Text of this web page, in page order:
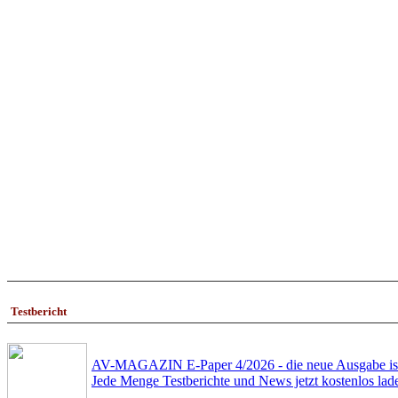
Testbericht
AV-MAGAZIN E-Paper 4/2026 - die neue Ausgabe
Jede Menge Testberichte und News jetzt kostenlos